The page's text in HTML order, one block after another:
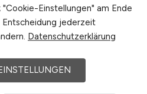
–
(m/w/d)
Einstellungen" am Ende
Entscheidung jederzeit
Datenschutzerklärung